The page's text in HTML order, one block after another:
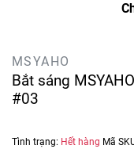
MSYAHO
Bắt sáng
#03
Tình trạng: Hết hàng Mã